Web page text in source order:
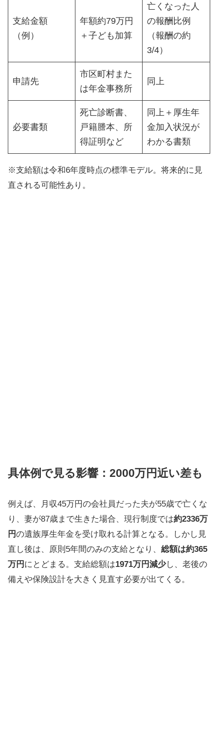
支給金額
（例）
年額約79万円
＋子ども加算
亡くなった人
の報酬比例
（報酬の約
3/4）
申請先
市区町村また
は年金事務所
同上
必要書類
死亡診断書、
戸籍謄本、所
得証明など
同上＋厚生年
金加入状況が
わかる書類
※支給額は令和6年度時点の標準モデル。将来的に見
直される可能性あり。
具体例で見る影響：2000万円近い差も
例えば、月収45万円の会社員だった夫が55歳で亡くな
り、妻が87歳まで生きた場合、現行制度では約2336万
円の遺族厚生年金を受け取れる計算となる。しかし見
直し後は、原則5年間のみの支給となり、 総額は約365
万円 にとどまる。支給総額は1971万円減少し、老後の
備えや保険設計を大きく見直す必要が出てくる。